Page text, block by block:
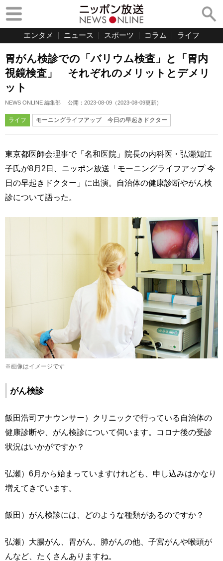
エンタメ ニュース スポーツ コラム ライフ
胃がん検診での「バリウム検査」と「胃内
視鏡検査」 それぞれのメリットとデメリ
ット
NEWS ONLINE 編集部 公開： 2023-08-09 （2023-08-09更新）
ライフ モーニングライフアップ 今日の早起きドクター
東京都医師会理事で「名和医院」院長の内科医・弘瀬知江
子氏が8月2日、ニッポン放送「モーニングライフアップ 今
日の早起きドクター」に出演。自治体の健康診断やがん検
診について語った。
※画像はイメージです
がん検診
飯田浩司アナウンサー）クリニックで行っている自治体の
健康診断や、がん検診について伺います。コロナ後の受診
状況はいかがですか？
弘瀬）6月から始まっていますけれども、申し込みはかなり
増えてきています。
飯田）がん検診には、どのような種類があるのですか？
弘瀬）大腸がん、胃がん、肺がんの他、子宮がんや喉頭が
んなど、たくさんありますね。